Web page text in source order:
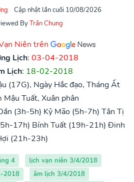
Cập nhật lần cuối 10/08/2026
ByTrần Chung
Niên trên
Lịch: 03-04-2018
Lịch: 18-02-2018
(17G), Ngày Hắc đạo, Tháng Ất
Mậu Tuất, Xuân phân
(3h-5h) Kỷ Mão (5h-7h) Tân Tị
17h) Bính Tuất (19h-21h) Đinh
(21h-23h)
4
lịch vạn niên 3/4/2018
2018
âm lịch 3/4/2018